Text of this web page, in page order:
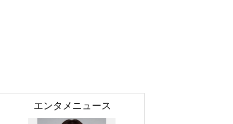
エンタメニュース